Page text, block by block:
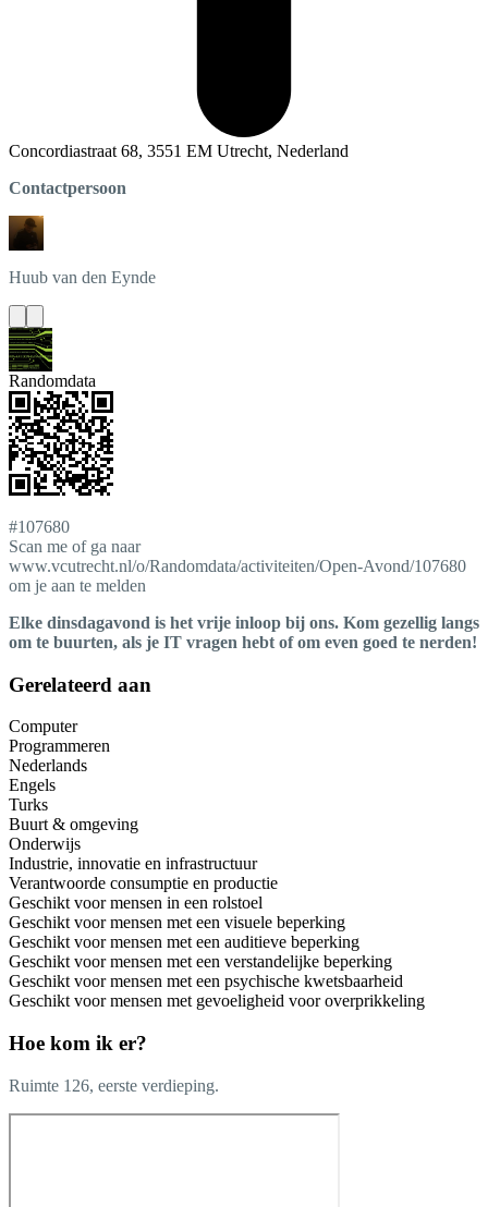
Concordiastraat 68, 3551 EM Utrecht, Nederland
Contactpersoon
Huub van den Eynde
Randomdata
#107680
Scan me of ga naar
www.vcutrecht.nl/o/Randomdata/activiteiten/Open-Avond/107680
om je aan te melden
Elke dinsdagavond is het vrije inloop bij ons. Kom gezellig langs
om te buurten, als je IT vragen hebt of om even goed te nerden!
Gerelateerd aan
Computer
Programmeren
Nederlands
Engels
Turks
Buurt & omgeving
Onderwijs
Industrie, innovatie en infrastructuur
Verantwoorde consumptie en productie
Geschikt voor mensen in een rolstoel
Geschikt voor mensen met een visuele beperking
Geschikt voor mensen met een auditieve beperking
Geschikt voor mensen met een verstandelijke beperking
Geschikt voor mensen met een psychische kwetsbaarheid
Geschikt voor mensen met gevoeligheid voor overprikkeling
Hoe kom ik er?
Ruimte 126, eerste verdieping.